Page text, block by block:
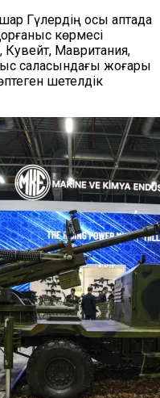
Гүлердің осы аптада
көрмесі
Мавритания,
саласындағы жоғары
шетелдік